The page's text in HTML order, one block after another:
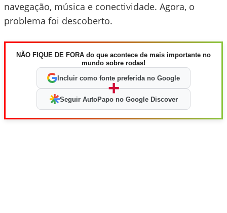
navegação, música e conectividade. Agora, o
problema foi descoberto.
NÃO FIQUE DE FORA do que acontece de mais importante no
mundo sobre rodas!
Incluir como fonte preferida no Google
+
Seguir AutoPapo no Google Discover